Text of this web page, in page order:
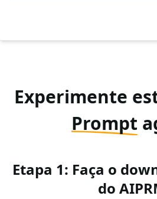
Experimente
Prompt
Etapa 1: Faça o
do